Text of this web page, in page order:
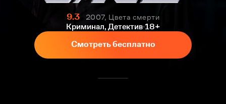
9.3
2007, Цвета смерти
Криминал, Детектив 18+
Смотреть бесплатно